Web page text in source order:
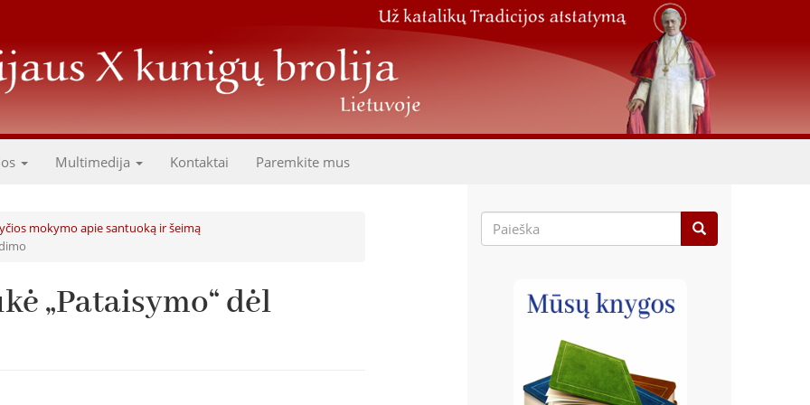
Multimedija Kontaktai Paremkite mus
mokymo apie santuoką ir šeimą
„Pataisymo“ dėl
Paieškos